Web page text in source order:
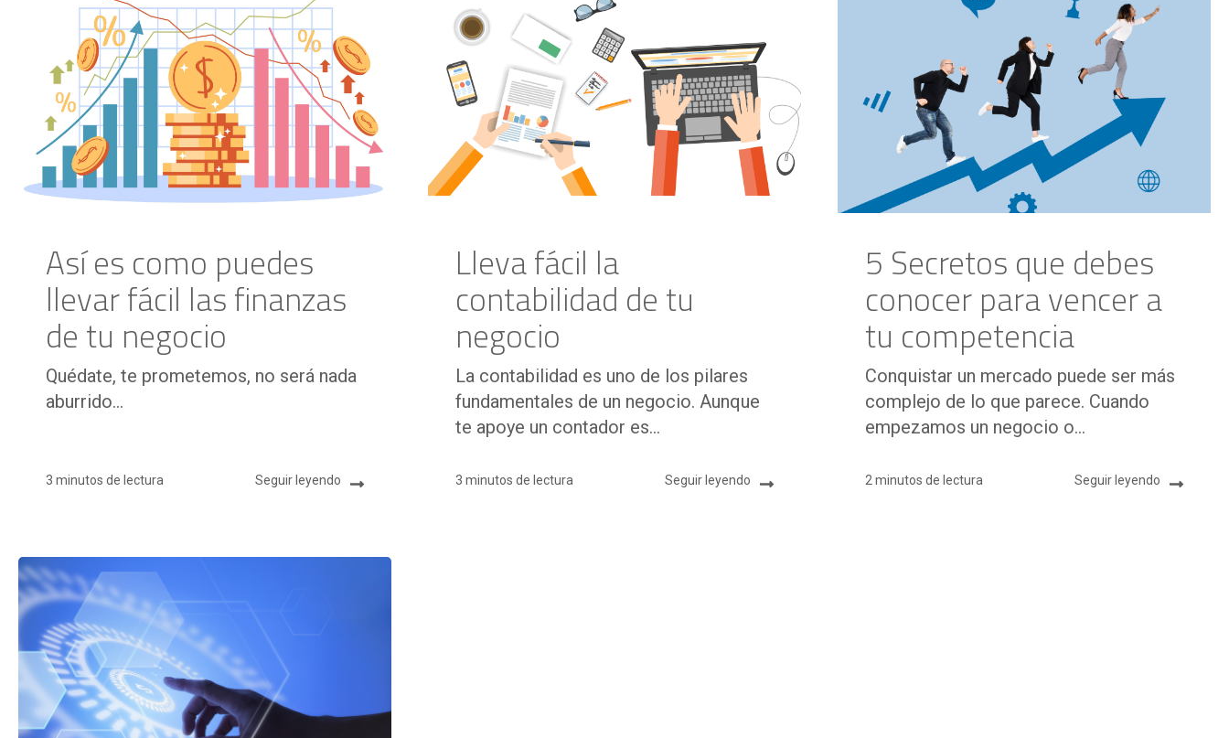
Así es como puedes
llevar fácil las finanzas
de tu negocio
Quédate, te prometemos, no será nada
aburrido...
3 minutos de lectura Seguir leyendo
Lleva fácil la
contabilidad de tu
negocio
La contabilidad es uno de los pilares
fundamentales de un negocio. Aunque
te apoye un contador es...
3 minutos de lectura Seguir leyendo
5 Secretos que debes
conocer para vencer a
tu competencia
Conquistar un mercado puede ser más
complejo de lo que parece. Cuando
empezamos un negocio o...
2 minutos de lectura Seguir leyendo